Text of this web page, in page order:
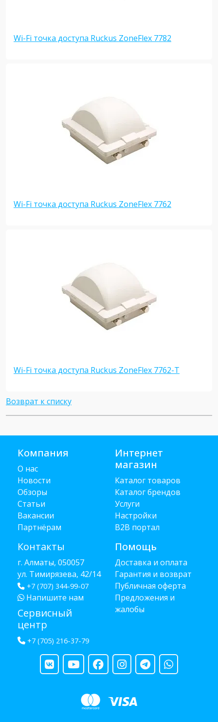
Wi-Fi точка доступа Ruckus ZoneFlex 7782
Wi-Fi точка доступа Ruckus ZoneFlex 7762
Wi-Fi точка доступа Ruckus ZoneFlex 7762-T
Возврат к списку
Компания
О нас
Новости
Обзоры
Статьи
Вакансии
Партнёрам
Контакты
г. Алматы, 050057
ул. Тимирязева, 42/14
+7 (707) 344-99-07
Напишите нам
Сервисный
центр
+7 (705) 216-37-79
Интернет
магазин
Каталог товаров
Каталог брендов
Услуги
Настройки
B2B портал
Помощь
Доставка и оплата
Гарантия и возврат
Публичная оферта
Предложения и
жалобы